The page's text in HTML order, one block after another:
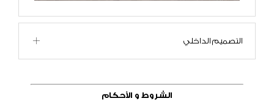
التصميم الداخلي
الشروط و الأحكام